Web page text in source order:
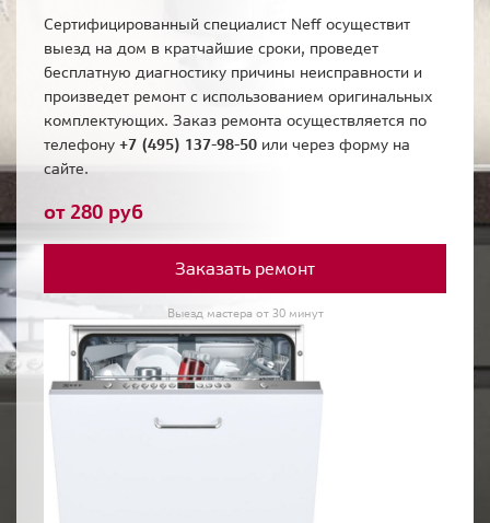
Сертифицированный специалист Neff осуществит
выезд на дом в кратчайшие сроки, проведет
бесплатную диагностику причины неисправности и
произведет ремонт с использованием оригинальных
комплектующих. Заказ ремонта осуществляется по
телефону +7 (495) 137-98-50 или через форму на
сайте.
от 280 руб
Заказать ремонт
Выезд мастера от 30 минут